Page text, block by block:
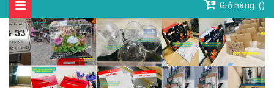
Giỏ hàng: ()